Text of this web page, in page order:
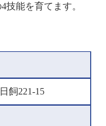
技能を育てます。
飼221-15